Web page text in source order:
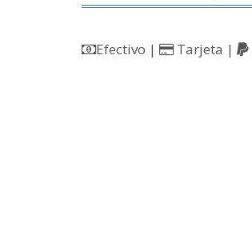
Efectivo | Tarjeta |